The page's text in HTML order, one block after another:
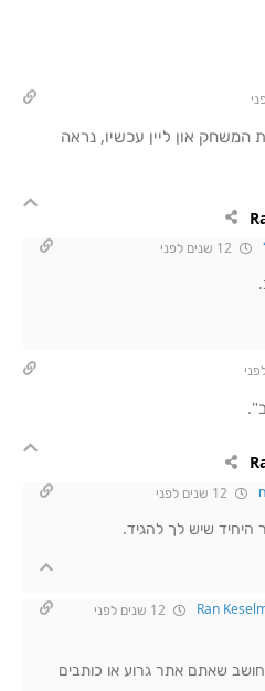
און ליין עכשיו, נראה
שיש לך להגיד.
Ran
חושב שאתם אתר גרוע או כותבים